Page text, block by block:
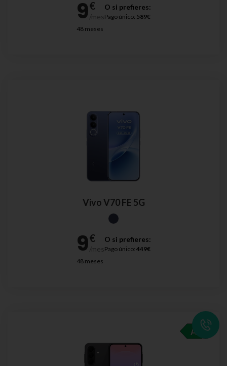
48 meses
O si prefieres:
Pago único: 589€
Vivo V70 FE 5G
48 meses
O si prefieres:
Pago único: 449€